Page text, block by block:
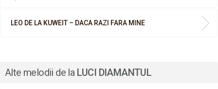
LEO DE LA KUWEIT – DACA RAZI FARA MINE
Alte melodii de la LUCI DIAMANTUL